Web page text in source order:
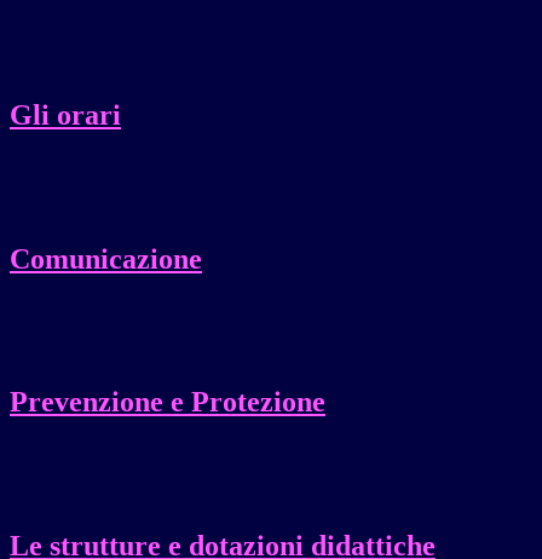
Gli orari
Comunicazione
Prevenzione e Protezione
Le strutture e dotazioni didattiche